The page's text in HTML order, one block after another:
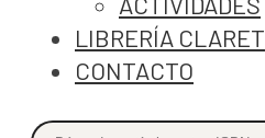
LIBRERÍA CLARET
CONTACTO